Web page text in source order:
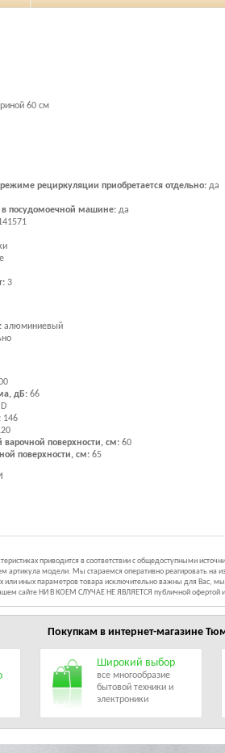
60 см
рециркуляции приобретается отдельно: да
посудомоечной машине: да
3
алюминиевый
дБ: 66
D
146
варочной поверхности, см: 60
поверхности, см: 65
приводится в соответствии с общедоступными
артикула модели. Мы стараемся оперативно реагировать
или иных параметров товара исключительно важны для
сайте НИ В КОЕМ СЛУЧАЕ НЕ ЯВЛЯЕТСЯ публичной офертой
Покупкам в интернет-магазине
Широкий выбор
все многообразие
бытовой техники и
электроники